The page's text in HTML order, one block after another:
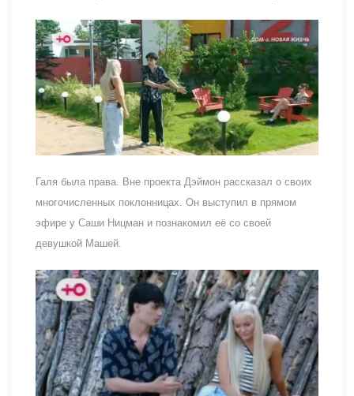
Галя была права. Вне проекта Дэймон рассказал о своих
многочисленных поклонницах. Он выступил в прямом
эфире у Саши Ницман и познакомил её со своей
девушкой Машей.